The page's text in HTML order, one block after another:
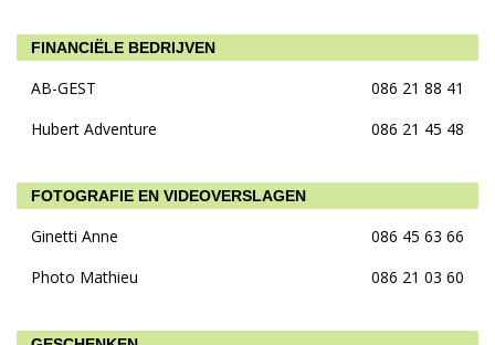
FINANCIËLE BEDRIJVEN
AB-GEST
086 21 88 41
Hubert Adventure
086 21 45 48
FOTOGRAFIE EN VIDEOVERSLAGEN
Ginetti Anne
086 45 63 66
Photo Mathieu
086 21 03 60